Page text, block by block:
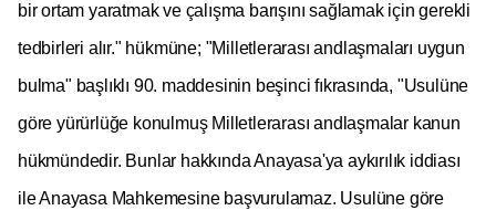
bir ortam yaratmak ve çalışma barışını sağlamak için gerekli
tedbirleri alır." hükmüne; "Milletlerarası andlaşmaları uygun
bulma" başlıklı 90. maddesinin beşinci fıkrasında, "Usulüne
göre yürürlüğe konulmuş Milletlerarası andlaşmalar kanun
hükmündedir. Bunlar hakkında Anayasa'ya aykırılık iddiası
ile Anayasa Mahkemesine başvurulamaz. Usulüne göre